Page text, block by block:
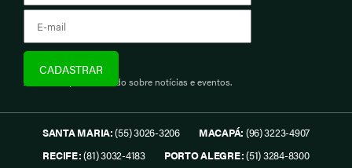
Assine e fique informado sobre notícias e eventos.
SANTA MARIA:(55) 3026-3206 MACAPÁ: (96) 3223-4907
RECIFE:(81) 3032-4183 PORTO ALEGRE:(51) 3284-8300